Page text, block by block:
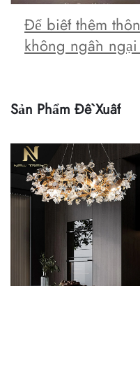
Để biết thêm
không ngần
Sản Phẩm Đề Xuất